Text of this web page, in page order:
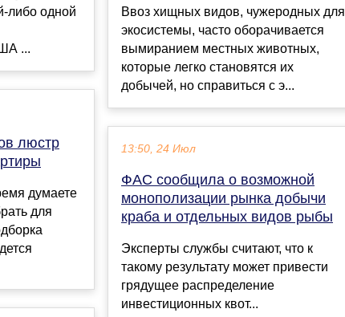
либо одной
...
люстр
думаете
для
Ввоз хищных видов, чужеродных для
экосистемы, часто оборачивается
вымиранием местных животных,
которые легко становятся их
добычей, но справиться с э...
13:50, 24 Июл
ФАС сообщила о возможной
монополизации рынка добычи
краба и отдельных видов рыбы
Эксперты службы считают, что к
такому результату может привести
грядущее распределение
инвестиционных квот...